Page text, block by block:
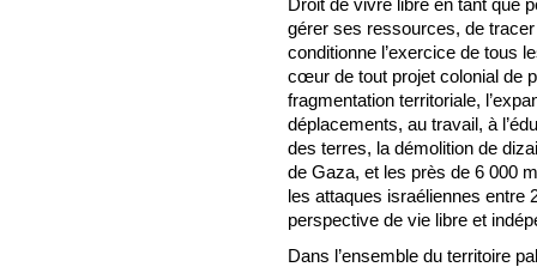
gérer ses ressources, de
conditionne l’exercice de tous
cœur de tout projet colonial de
fragmentation territoriale,
déplacements, au travail, à
des terres, la démolition de
de Gaza, et les près de 6 000
les attaques israéliennes entre
perspective de vie libre et
Dans l’ensemble du territoire